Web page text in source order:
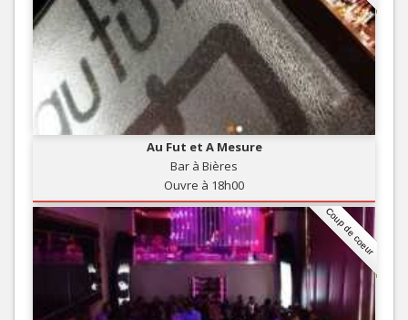
Au Fut et A Mesure
Bar à Bières
Ouvre à 18h00
Coup de coeur